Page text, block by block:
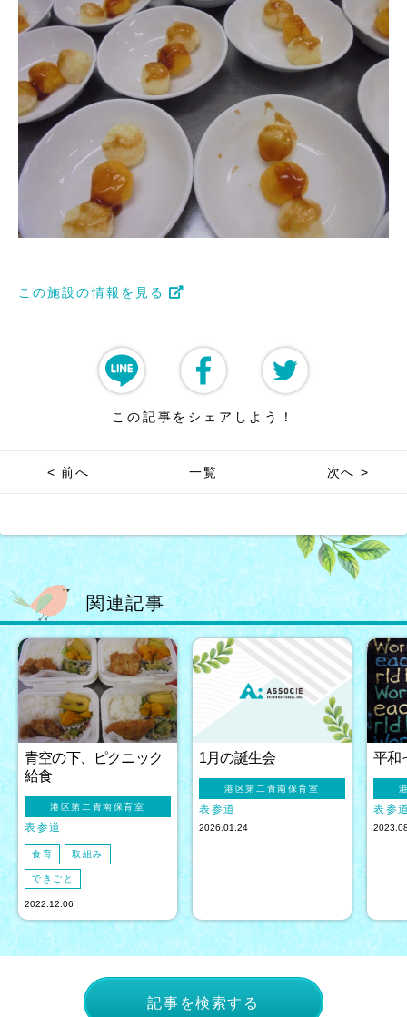
この施設の情報を見る
この記事をシェアしよう！
< 前へ 一覧 次へ >
関連記事
青空の下、ピクニック
給食
港区第二青南保育室
表参道
食育 取組み
できごと
2022.12.06
1月の誕生会
港区第二青南保育室
表参道
2026.01.24
平和
表参
記事を検索する